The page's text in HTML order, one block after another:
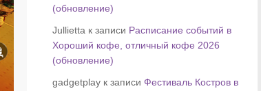
(обновление)
Jullietta к записи Расписание событий в
Хороший кофе, отличный кофе 2026
(обновление)
gadgetplay к записи Фестиваль Костров в